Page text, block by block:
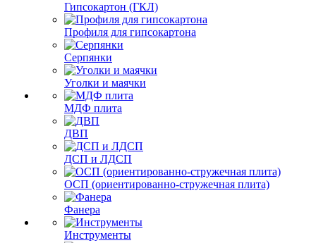
Гипсокартон (ГКЛ)
Профиля для гипсокартона
Серпянки
Уголки и маячки
МДФ плита
ДВП
ДСП и ЛДСП
ОСП (ориентированно-стружечная плита)
Фанера
Инструменты